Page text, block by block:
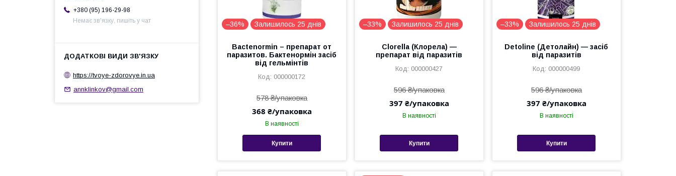
–36% Залишилось 25 днів
Bactenormin – препарат от
паразитов. Бактенормін засіб
від гельмінтів
000000172
578 ₴/упаковка
368 ₴/упаковка
В наявності
Купити
–33% Залишилось 25 днів
Clorella (Клорела) —
препарат від паразитів
000000427
596 ₴/упаковка
397 ₴/упаковка
В наявності
Купити
–33% Залишилось 25 днів
Detoline (Детолайн) — засіб
від паразитів
000000499
596 ₴/упаковка
397 ₴/упаковка
В наявності
Купити
+380 (95) 196-29-98
Немає зв'язку, пишіть у чат
https://tvoye-zdorovye.in.ua
annklinkov@gmail.com